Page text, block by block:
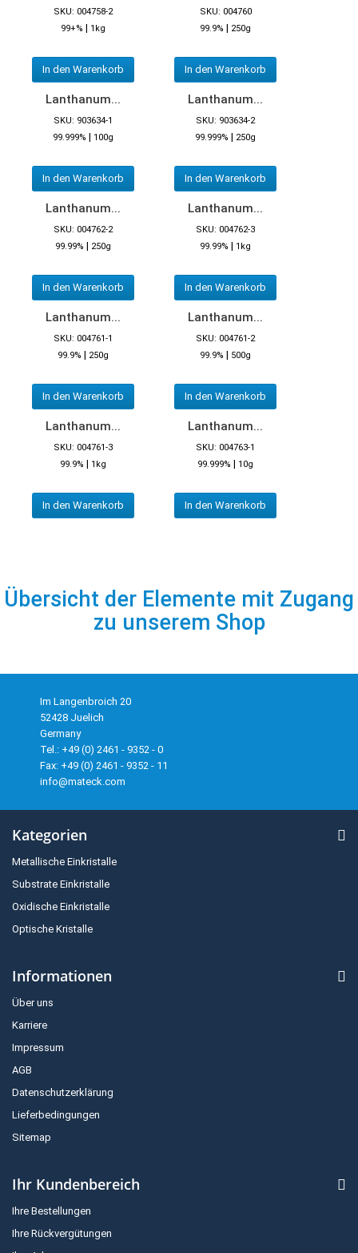
SKU: 004758-2
99+% | 1kg
In den Warenkorb
SKU: 004760
99.9% | 250g
In den Warenkorb
Lanthanum...
SKU: 903634-1
99.999% | 100g
In den Warenkorb
Lanthanum...
SKU: 903634-2
99.999% | 250g
In den Warenkorb
Lanthanum...
SKU: 004762-2
99.99% | 250g
In den Warenkorb
Lanthanum...
SKU: 004762-3
99.99% | 1kg
In den Warenkorb
Lanthanum...
SKU: 004761-1
99.9% | 250g
In den Warenkorb
Lanthanum...
SKU: 004761-2
99.9% | 500g
In den Warenkorb
Lanthanum...
SKU: 004761-3
99.9% | 1kg
In den Warenkorb
Lanthanum...
SKU: 004763-1
99.999% | 10g
In den Warenkorb
Übersicht der Elemente mit Zugang
zu unserem Shop
Im Langenbroich 20
52428 Juelich
Germany
Tel.: +49 (0) 2461 - 9352 - 0
Fax: +49 (0) 2461 - 9352 - 11
info@mateck.com
Kategorien
Metallische Einkristalle
Substrate Einkristalle
Oxidische Einkristalle
Optische Kristalle
Informationen
Über uns
Karriere
Impressum
AGB
Datenschutzerklärung
Lieferbedingungen
Sitemap
Ihr Kundenbereich
Ihre Bestellungen
Ihre Rückvergütungen